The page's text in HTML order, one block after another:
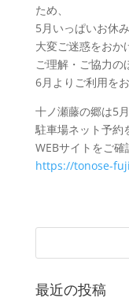
ため、
5月いっぱいお休
大変ご迷惑をおか
ご理解・ご協力の
6月よりご利用を
十ノ瀬藤の郷は5
駐車場ネット予約
WEBサイトをご
https://tonose-
最近の投稿